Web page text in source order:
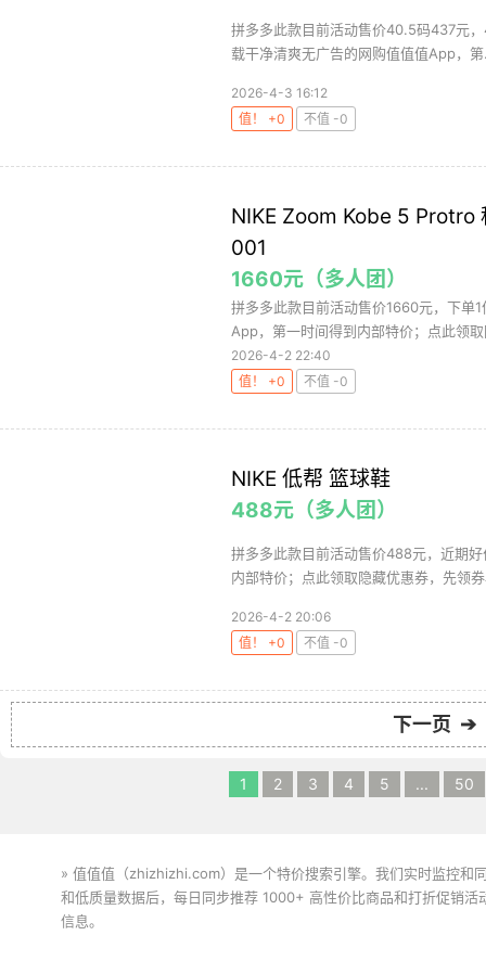
拼多多此款目前活动售价40.5码437元
载干净清爽无广告的网购值值值App，
2026-4-3 16:12
值！ +0
不值 -0
NIKE Zoom Kobe 5
001
1660元（多人团）
拼多多此款目前活动售价1660元，下单
App，第一时间得到内部特价；点此领
2026-4-2 22:40
值！ +0
不值 -0
NIKE 低帮 篮球鞋
488元（多人团）
拼多多此款目前活动售价488元，近期
内部特价；点此领取隐藏优惠券，先领
2026-4-2 20:06
值！ +0
不值 -0
下一页 ➔
1 2 3 4 5 ... 50
» 值值值（zhizhizhi.com）是一个特价搜索引擎。我们实时监控和
和低质量数据后，每日同步推荐 1000+ 高性价比商品和打折促销
信息。